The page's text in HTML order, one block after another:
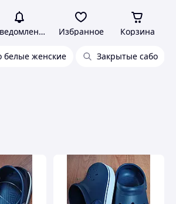
Избранное Корзина
белые женские Закрытые сабо